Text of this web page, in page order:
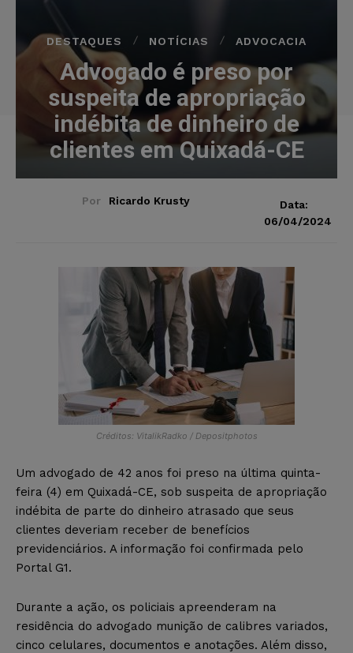
DESTAQUES NOTÍCIAS ADVOCACIA
Advogado é preso por
suspeita de apropriação
indébita de dinheiro de
clientes em Quixadá-CE
Por Ricardo Krusty
Data:
06/04/2024
Créditos: VitalikRadko / Depositphotos
Um advogado de 42 anos foi preso na última quinta-
feira (4) em Quixadá-CE, sob suspeita de apropriação
indébita de parte do dinheiro atrasado que seus
clientes deveriam receber de benefícios
previdenciários. A informação foi confirmada pelo
Portal G1.
Durante a ação, os policiais apreenderam na
residência do advogado munição de calibres variados,
cinco celulares, documentos e anotações. Além disso,